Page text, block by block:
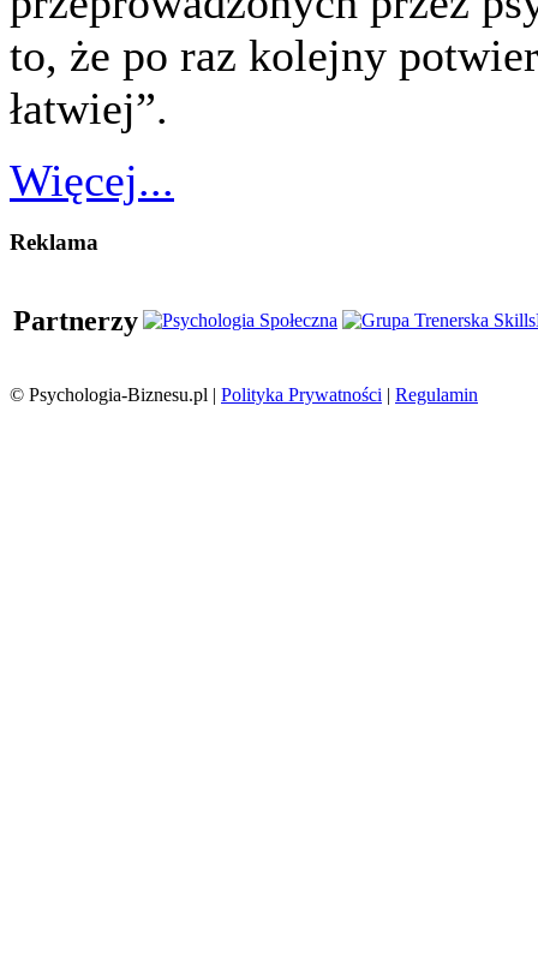
to, że po raz kolejny
łatwiej”.
Więcej...
Reklama
Partnerzy
© Psychologia-Biznesu.pl | Polityka Prywatności | Regulamin